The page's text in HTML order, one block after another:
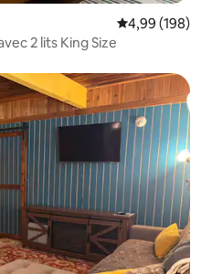
Évaluation
4,99 (198)
2 lits King Size